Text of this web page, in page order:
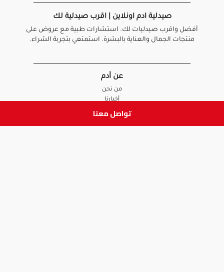
تواصل معنا
صيدلية ادم اونلاين | اقرب صيدلية لك
أفضل واقرب صيدليات لك. استشارات طبية مع عروض على
منتجات الجمال والعناية بالبشرة. استمتعي بتجربة الشراء.
عن آدم
من نحن
أخبارنا
الأسئلة الشائعة
تواصل معنا